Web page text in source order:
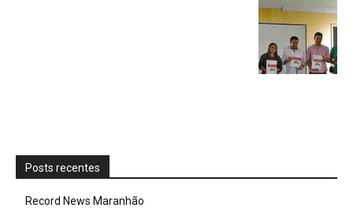
Posts recentes
Record News Maranhão